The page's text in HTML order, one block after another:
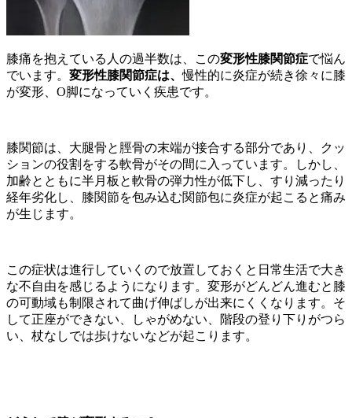
膝痛を抱えている人の過半数は、この変形性膝関節症で悩ん
でいます。 変形性膝関節症は、慢性的に炎症が続き徐々に膝
が変形、O脚になっていく疾患です。
膝関節は、大腿骨と脛骨の末端が接合する部分であり、クッ
ションの役割をする軟骨がその間に入っています。しかし、
加齢とともに半月板と軟骨の弾力性が低下し、すり減ったり
経年劣化し、膝関節を包み込む関節包に炎症が起こると痛み
が生じます。
この症状は進行していくので放置しておくと日常生活で大き
な不自由を感じるようになります。変形がどんどん進むと膝
の可動域も制限されて曲げ伸ばしが出来にくくなります。そ
して正座ができない、しゃがめない、階段の登り下りがつら
い、杖なしでは歩けないなどが起こります。